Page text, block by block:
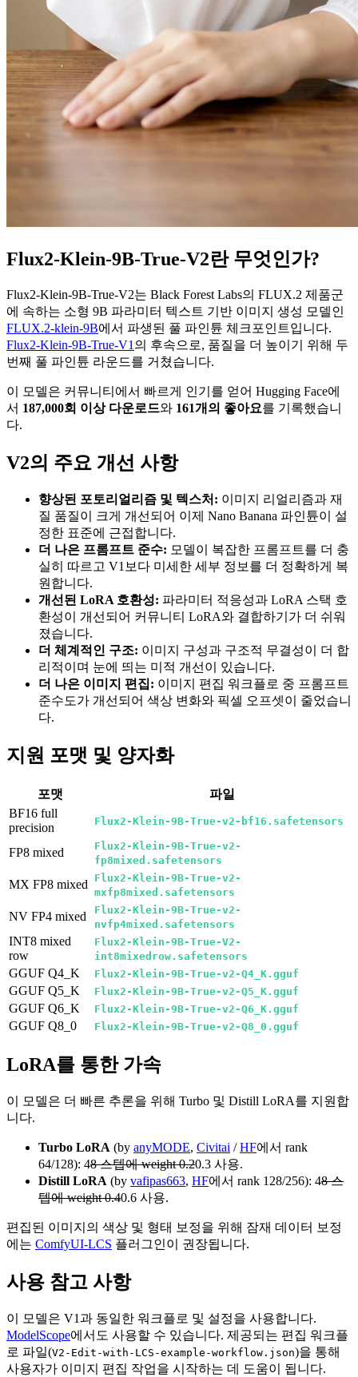
Flux2-Klein-9B-True-V2란 무엇인가?
Flux2-Klein-9B-True-V2는 Black Forest Labs의 FLUX.2 제품군
에 속하는 소형 9B 파라미터 텍스트 기반 이미지 생성 모델인
FLUX.2-klein-9B에서 파생된 풀 파인튠 체크포인트입니다.
Flux2-Klein-9B-True-V1의 후속으로, 품질을 더 높이기 위해 두
번째 풀 파인튠 라운드를 거쳤습니다.
이 모델은 커뮤니티에서 빠르게 인기를 얻어 Hugging Face에
서 187,000회 이상 다운로드와 161개의 좋아요를 기록했습니
다.
V2의 주요 개선 사항
향상된 포토리얼리즘 및 텍스처: 이미지 리얼리즘과 재
질 품질이 크게 개선되어 이제 Nano Banana 파인튠이 설
정한 표준에 근접합니다.
더 나은 프롬프트 준수: 모델이 복잡한 프롬프트를 더 충
실히 따르고 V1보다 미세한 세부 정보를 더 정확하게 복
원합니다.
개선된 LoRA 호환성: 파라미터 적응성과 LoRA 스택 호
환성이 개선되어 커뮤니티 LoRA와 결합하기가 더 쉬워
졌습니다.
더 체계적인 구조: 이미지 구성과 구조적 무결성이 더 합
리적이며 눈에 띄는 미적 개선이 있습니다.
더 나은 이미지 편집: 이미지 편집 워크플로 중 프롬프트
준수도가 개선되어 색상 변화와 픽셀 오프셋이 줄었습니
다.
지원 포맷 및 양자화
포맷
파일
BF16 full
precision
Flux2-Klein-9B-True-v2-bf16.safetensors
FP8 mixed
Flux2-Klein-9B-True-v2-
fp8mixed.safetensors
MX FP8 mixed
Flux2-Klein-9B-True-v2-
mxfp8mixed.safetensors
NV FP4 mixed
Flux2-Klein-9B-True-v2-
nvfp4mixed.safetensors
INT8 mixed
row
Flux2-Klein-9B-True-V2-
int8mixedrow.safetensors
GGUF Q4_K Flux2-Klein-9B-True-v2-Q4_K.gguf
GGUF Q5_K Flux2-Klein-9B-True-v2-Q5_K.gguf
GGUF Q6_K Flux2-Klein-9B-True-v2-Q6_K.gguf
GGUF Q8_0 Flux2-Klein-9B-True-v2-Q8_0.gguf
LoRA를 통한 가속
이 모델은 더 빠른 추론을 위해 Turbo 및 Distill LoRA를 지원합
니다.
Turbo LoRA (by anyMODE, Civitai /HF에서 rank
64/128): 48 스텝에 weight 0.20.3 사용.
Distill LoRA (by vafipas663, HF에서 rank 128/256): 48 스
텝에 weight 0.40.6 사용.
편집된 이미지의 색상 및 형태 보정을 위해 잠재 데이터 보정
에는 ComfyUI-LCS 플러그인이 권장됩니다.
사용 참고 사항
이 모델은 V1과 동일한 워크플로 및 설정을 사용합니다.
ModelScope에서도 사용할 수 있습니다. 제공되는 편집 워크플
로 파일(V2-Edit-with-LCS-example-workflow.json)을 통해
사용자가 이미지 편집 작업을 시작하는 데 도움이 됩니다.